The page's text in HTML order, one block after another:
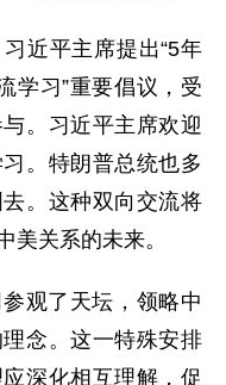
近平主席提出“5年
学习”重要倡议，受
。习近平主席欢迎
。特朗普总统也多
。这种双向交流将
美关系的未来。
观了天坛，领略中
念。这一特殊安排
深化相互理解，促